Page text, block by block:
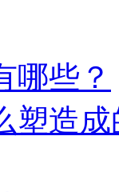
哪些？
塑造成